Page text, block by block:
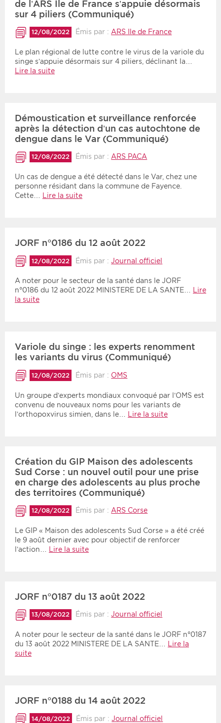
de l’ARS Ile de France s’appuie désormais
sur 4 piliers (Communiqué)
12/08/2022 Émis par : ARS Ile de France
Le plan régional de lutte contre le virus de la variole du
singe s’appuie désormais sur 4 piliers, déclinant la…
Lire la suite
Démoustication et surveillance renforcée
après la détection d’un cas autochtone de
dengue dans le Var (Communiqué)
12/08/2022 Émis par :ARS PACA
Un cas de dengue a été détecté dans le Var, chez une
personne résidant dans la commune de Fayence.
Cette…
Lire la suite
JORF n°0186 du 12 août 2022
12/08/2022 Émis par :Journal officiel
A noter pour le secteur de la santé dans le JORF
n°0186 du 12 août 2022 MINISTERE DE LA SANTE… Lire
la suite
Variole du singe : les experts renomment
les variants du virus (Communiqué)
12/08/2022 Émis par : OMS
Un groupe d’experts mondiaux convoqué par l’OMS est
convenu de nouveaux noms pour les variants de
l’orthopoxvirus simien, dans le… Lire la suite
Création du GIP Maison des adolescents
Sud Corse : un nouvel outil pour une prise
en charge des adolescents au plus proche
des territoires (Communiqué)
12/08/2022 Émis par : ARS Corse
Le GIP « Maison des adolescents Sud Corse » a été créé
le 9 août dernier avec pour objectif de renforcer
l’action…
Lire la suite
JORF n°0187 du 13 août 2022
13/08/2022 Émis par :Journal officiel
A noter pour le secteur de la santé dans le JORF n°0187
du 13 août 2022 MINISTERE DE LA SANTE…
Lire la
suite
JORF n°0188 du 14 août 2022
14/08/2022 Émis par :Journal officiel